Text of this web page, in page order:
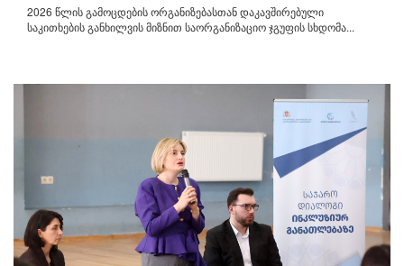
2026 წლის გამოცდების ორგანიზებასთან დაკავშირებული
საკითხების განხილვის მიზნით საორგანიზაციო ჯგუფის სხდომა...